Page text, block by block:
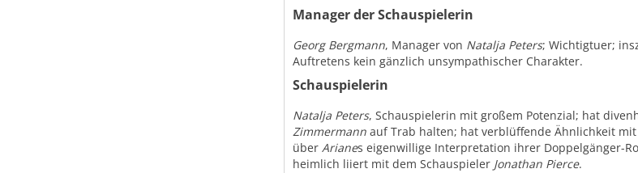
Manager der Schauspielerin
Georg Bergmann, Manager von Natalja Peters; Wichtigtuer;
Auftretens kein gänzlich unsympathischer Charakter.
Schauspielerin
Natalja Peters, Schauspielerin mit großem Potenzial; hat
Zimmermannauf Trab halten; hat verblüffende Ähnlichkeit mit
über Arianes eigenwillige Interpretation ihrer Doppelgänger-
heimlich liiert mit dem Schauspieler Jonathan Pierce.